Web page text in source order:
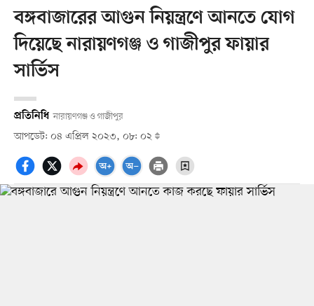
বঙ্গবাজারের আগুন নিয়ন্ত্রণে আনতে যোগ
দিয়েছে নারায়ণগঞ্জ ও গাজীপুর ফায়ার
সার্ভিস
প্রতিনিধি নারায়ণগঞ্জ ও গাজীপুর
আপডেট: ০৪ এপ্রিল ২০২৩, ০৮: ০২